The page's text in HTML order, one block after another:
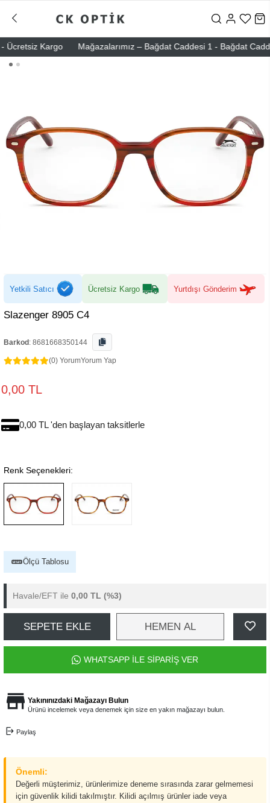
Kargo Mağazalarımız – Bağdat Caddesi 1 - Bağdat
Yetkili Satıcı Ücretsiz Kargo Yurtdışı Gönderim
Slazenger 8905 C4
Barkod : 8681668350144
(0) YorumYorum Yap
0,00 TL
0,00 TL 'den başlayan taksitlerle
Renk Seçenekleri:
Ölçü Tablosu
Havale/EFT ile 0,00 TL (%3)
SEPETE EKLE HEMEN AL
WHATSAPP İLE SİPARİŞ VER
Yakınınızdaki Mağazayı Bulun
Ürünü incelemek veya denemek için size en yakın mağazayı bulun.
Paylaş
Önemli:
Değerli müşterimiz, ürünlerimize deneme sırasında zarar gelmemesi
için güvenlik kilidi takılmıştır. Kilidi açılmış ürünler iade veya